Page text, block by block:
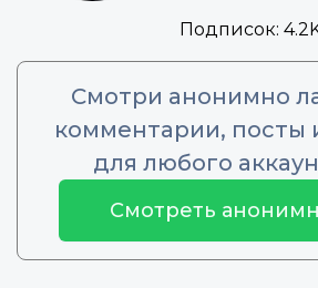
Подписок:
Смотри анонимно
комментарии, посты
для любого
Смотреть